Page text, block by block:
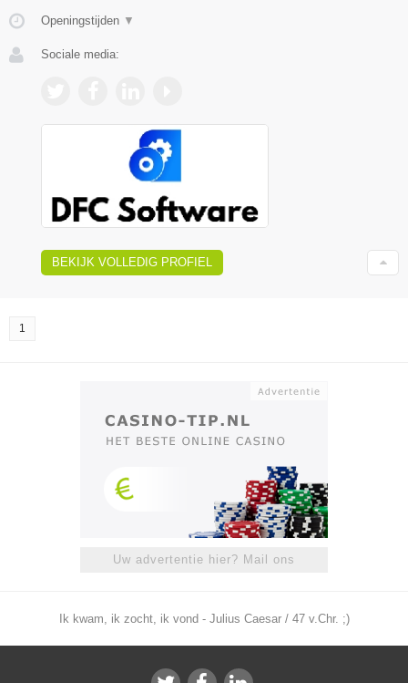
Openingstijden ▼
Sociale media:
BEKIJK VOLLEDIG PROFIEL
1
Uw advertentie hier? Mail ons
Ik kwam, ik zocht, ik vond - Julius Caesar / 47 v.Chr. ;)